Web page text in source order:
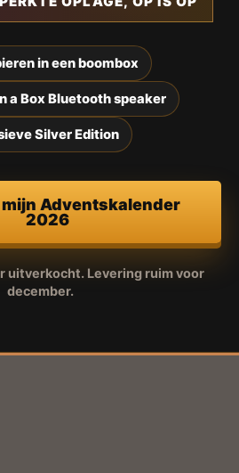
in een boombox
a Box Bluetooth speaker
Silver Edition
Adventskalender
2026
uitverkocht. Levering ruim voor
december.